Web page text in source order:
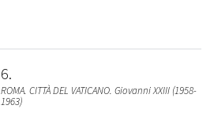
6
ROMA. CITTÀ DEL VATICANO. Giovanni XXIII (1958-
1963)